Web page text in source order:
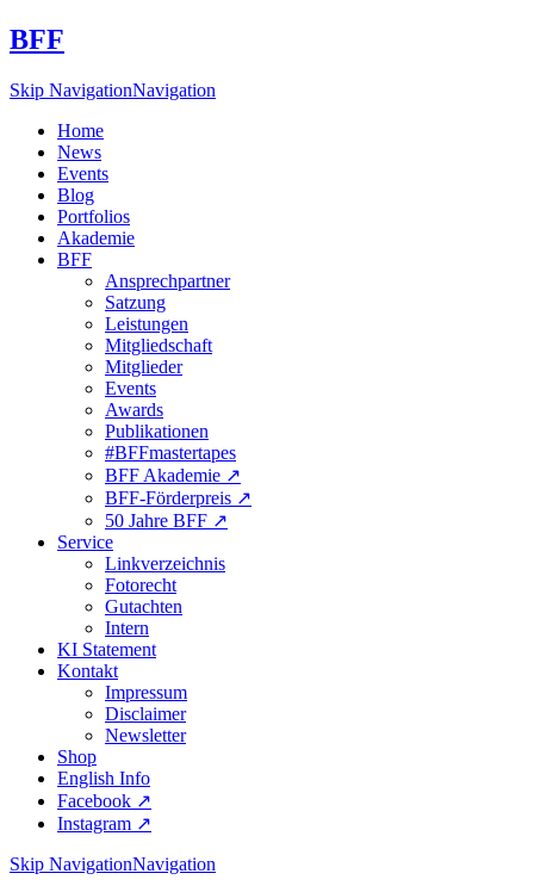
BFF
Skip NavigationNavigation
Home
News
Events
Blog
Portfolios
Akademie
BFF
Ansprechpartner
Satzung
Leistungen
Mitgliedschaft
Mitglieder
Events
Awards
Publikationen
#BFFmastertapes
BFF Akademie ↗︎
BFF-Förderpreis ↗︎
50 Jahre BFF ↗︎
Service
Linkverzeichnis
Fotorecht
Gutachten
Intern
KI Statement
Kontakt
Impressum
Disclaimer
Newsletter
Shop
English Info
Facebook ↗︎
Instagram ↗︎
Skip NavigationNavigation